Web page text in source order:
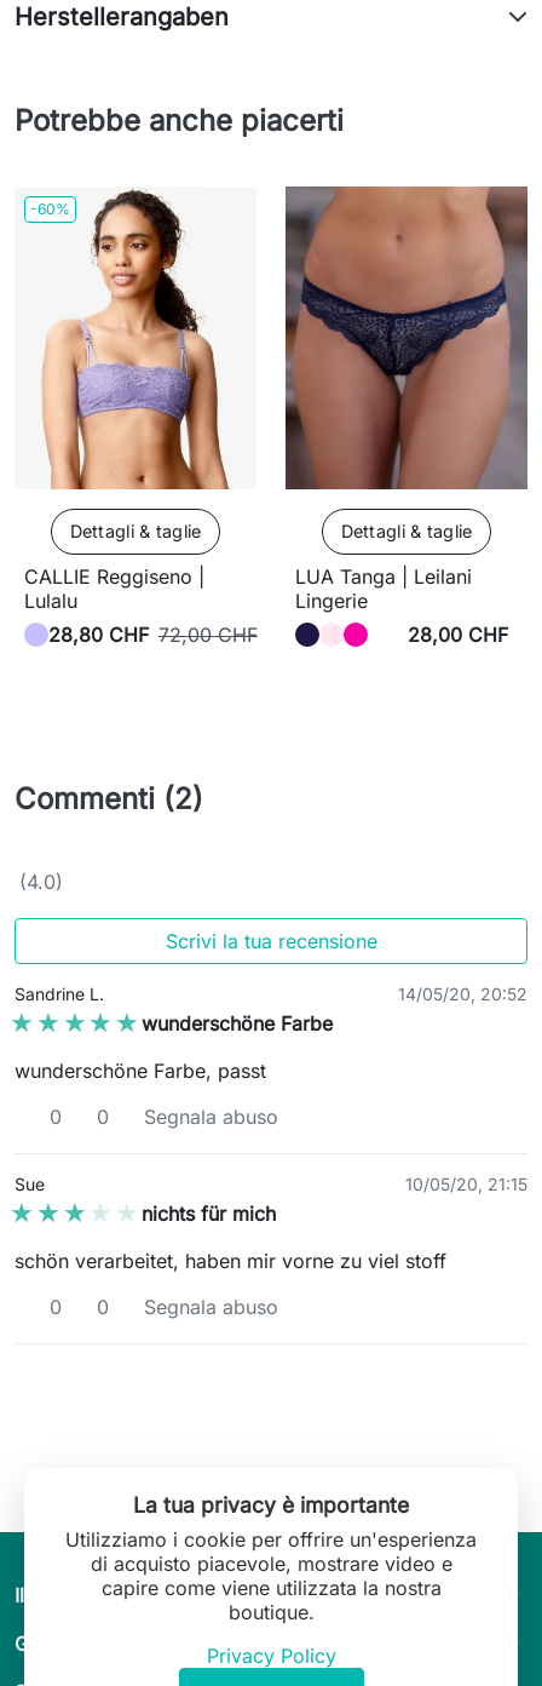
Herstellerangaben
Potrebbe anche piacerti
-60%
Dettagli & taglie
CALLIE Reggiseno |
Lulalu
28,80 CHF 72,00 CHF
Dettagli & taglie
LUA Tanga | Leilani
Lingerie
28,00 CHF
Commenti (2)
(4.0)
Scrivi la tua recensione
Sandrine L. 14/05/20, 20:52
★★★★★
★★★★★ wunderschöne Farbe
wunderschöne Farbe, passt
0
0 Segnala abuso
Sue 10/05/20, 21:15
★★★★★
★★★★★ nichts für mich
schön verarbeitet, haben mir vorne zu viel stoff
0
0 Segnala abuso
Il mondo di Leilani Lingerie arrow_drop_down
Guida & consigli arrow_drop_down
La tua privacy è importante
Utilizziamo i cookie per offrire un'esperienza
di acquisto piacevole, mostrare video e
capire come viene utilizzata la nostra
boutique.
Privacy Policy